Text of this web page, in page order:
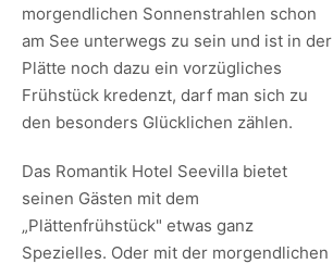
morgendlichen Sonnenstrahlen schon
am See unterwegs zu sein und ist in der
Plätte noch dazu ein vorzügliches
Frühstück kredenzt, darf man sich zu
den besonders Glücklichen zählen.
Das Romantik Hotel Seevilla bietet
seinen Gästen mit dem
„Plättenfrühstück" etwas ganz
Spezielles. Oder mit der morgendlichen